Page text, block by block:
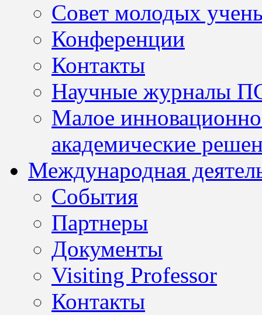
Совет молодых
Конференции
Контакты
Научные журналы
Малое
академические
Международная
События
Партнеры
Документы
Visiting Professor
Контакты